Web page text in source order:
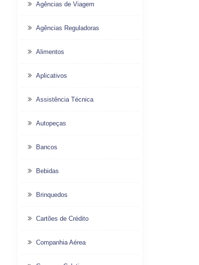
Agências de Viagem
Agências Reguladoras
Alimentos
Aplicativos
Assistência Técnica
Autopeças
Bancos
Bebidas
Brinquedos
Cartões de Crédito
Companhia Aérea